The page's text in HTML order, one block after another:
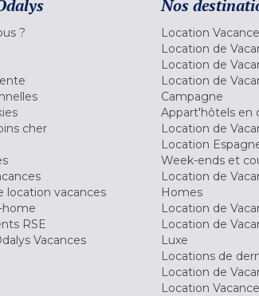
?
cher
location vacances
home
RSE
Vacances
Nos
Location
Location de
Location de
Location de
Campagne
Appart'hôtels en
Location de
Location
Week-ends et
Location de
Homes
Location de
Location de
Luxe
Locations de
Location de
Location